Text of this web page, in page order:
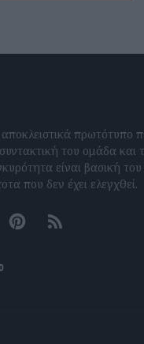
πρωτότυπο
του ομάδα και
είναι βασική του
που δεν έχει ελεγχθεί.
PinterestRSS feeds